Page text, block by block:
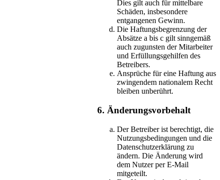
Dies gilt auch für mittelbare
Schäden, insbesondere
entgangenen Gewinn.
Die Haftungsbegrenzung der
Absätze a bis c gilt sinngemäß
auch zugunsten der Mitarbeiter
und Erfüllungsgehilfen des
Betreibers.
Ansprüche für eine Haftung aus
zwingendem nationalem Recht
bleiben unberührt.
6. Änderungsvorbehalt
Der Betreiber ist berechtigt, die
Nutzungsbedingungen und die
Datenschutzerklärung zu
ändern. Die Änderung wird
dem Nutzer per E-Mail
mitgeteilt.